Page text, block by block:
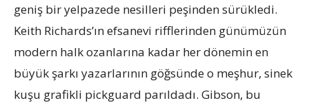
geniş bir yelpazede nesilleri peşinden sürükledi.
Keith Richards’ın efsanevi rifflerinden günümüzün
modern halk ozanlarına kadar her dönemin en
büyük şarkı yazarlarının göğsünde o meşhur, sinek
kuşu grafikli pickguard parıldadı. Gibson, bu